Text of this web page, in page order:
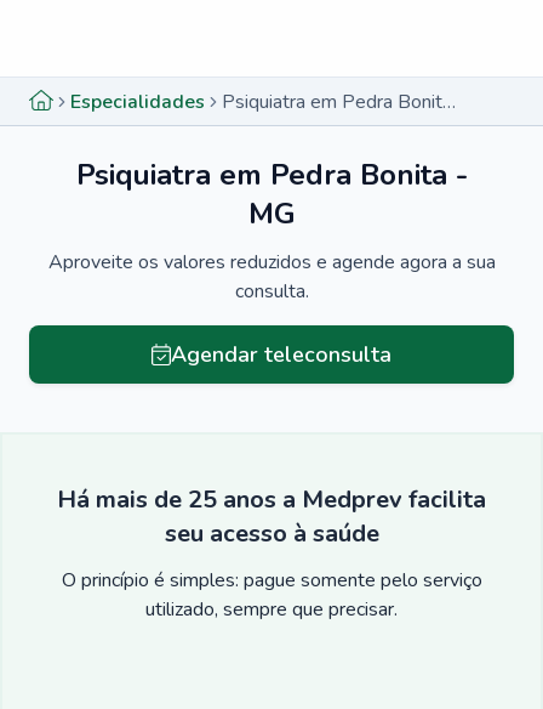
Especialidades Psiquiatra em Pedra Bonita - MG
Psiquiatra em Pedra Bonita -
MG
Aproveite os valores reduzidos e agende agora a sua
consulta.
Agendar teleconsulta
Há mais de 25 anos a Medprev facilita
seu acesso à saúde
O princípio é simples: pague somente pelo serviço
utilizado, sempre que precisar.